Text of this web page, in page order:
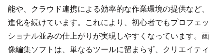
能や、クラウド連携による効率的な作業環境の提供など、
進化を続けています。これにより、初心者でもプロフェッ
ショナル並みの仕上がりが実現しやすくなっています。画
像編集ソフトは、単なるツールに留まらず、クリエイティ